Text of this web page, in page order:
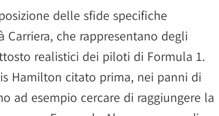
delle sfide specifiche
che rappresentano degli
realistici dei piloti di Formula 1.
Hamilton citato prima, nei panni di
ad esempio cercare di raggiungere la